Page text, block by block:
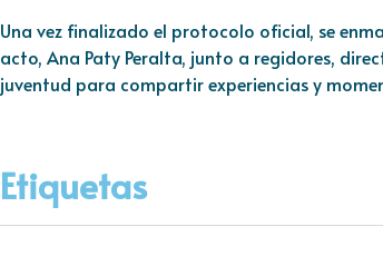
Una vez finalizado el protocolo oficial, se
acto, Ana Paty Peralta, junto a regidores,
juventud para compartir experiencias y
Etiquetas